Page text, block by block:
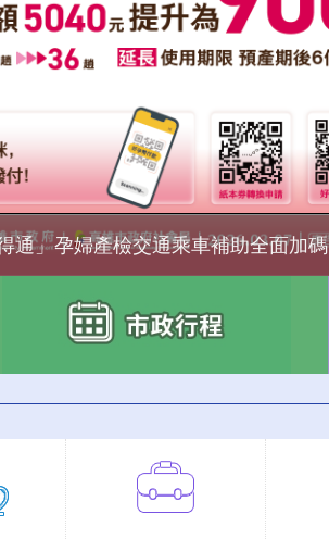
通」孕婦產檢交通乘車補助全面加碼